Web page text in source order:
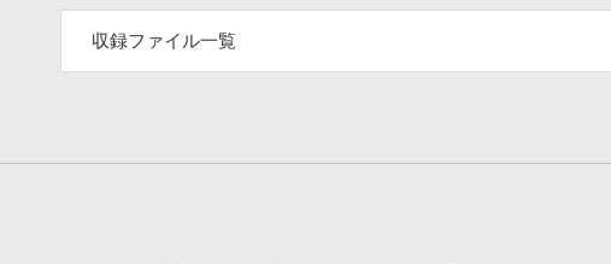
収録ファイル一覧